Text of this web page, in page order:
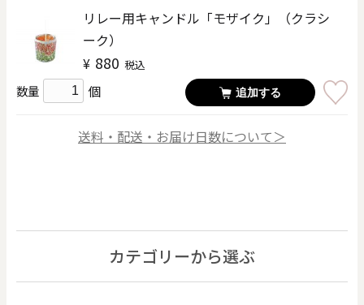
リレー用キャンドル「モザイク」（クラシ
ーク）
¥ 880 税込
数量 個 追加する
送料・配送・お届け日数について＞
カテゴリーから選ぶ